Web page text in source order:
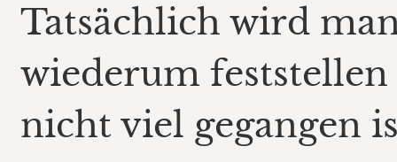
Tatsächlich wird
wiederum feststellen
nicht viel gegangen